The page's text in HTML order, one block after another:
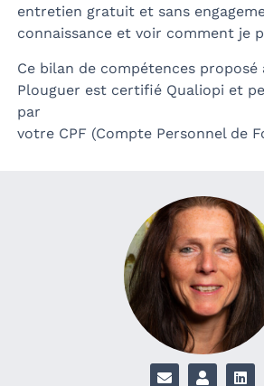
entretien gratuit et sans
connaissance et voir comment je
Ce bilan de compétences proposé
Plouguer est certifié Qualiopi et
par
votre CPF (Compte Personnel de